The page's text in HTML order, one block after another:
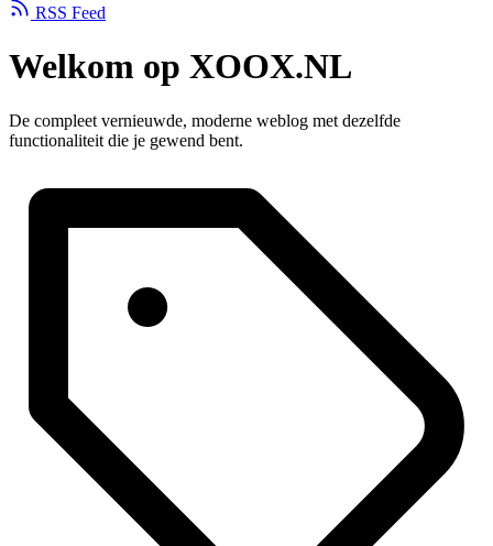
RSS Feed
Welkom op XOOX.NL
De compleet vernieuwde, moderne weblog met dezelfde
functionaliteit die je gewend bent.